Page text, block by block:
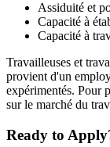
Assiduité et
Capacité à
Capacité à
Travailleuses et
provient d'un
expérimentés. Pour
sur le marché du
Ready to